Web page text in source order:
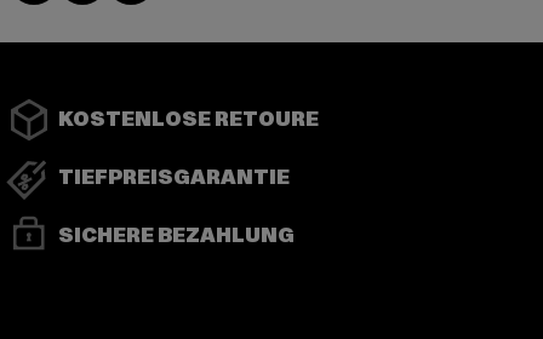
KOSTENLOSE RETOURE
TIEFPREISGARANTIE
SICHERE BEZAHLUNG